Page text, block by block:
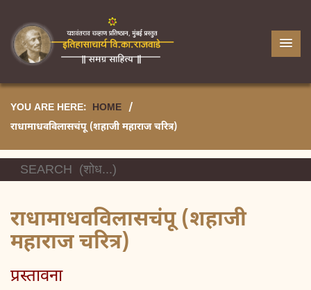
YOU ARE HERE: HOME /
राधामाधवविलासचंपू (शहाजी महाराज चरित्र)
राधामाधवविलासचंपू (शहाजी
महाराज चरित्र)
प्रस्तावना